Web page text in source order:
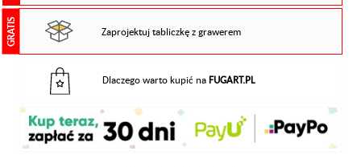
GRATIS Zaprojektuj tabliczkę z grawerem
Dlaczego warto kupić naFUGART.PL